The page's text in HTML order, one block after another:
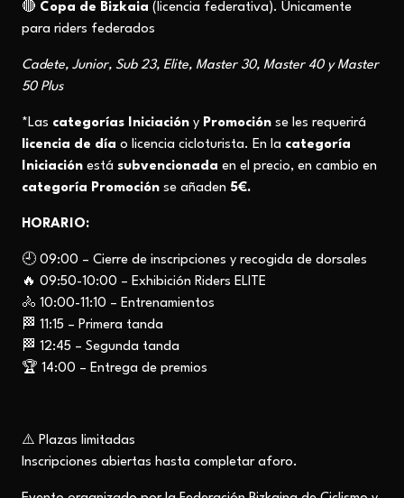
🔴 Copa de Bizkaia (licencia federativa). Únicamente
para riders federados
Cadete, Junior, Sub 23, Elite, Master 30, Master 40 y Master
50 Plus
*Las categorías Iniciación y Promoción se les requerirá
licencia de día o licencia cicloturista. En la categoría
Iniciación está subvencionada en el precio, en cambio en
categoría Promoción se añaden 5€.
HORARIO:
🕘 09:00 – Cierre de inscripciones y recogida de dorsales
🔥 09:50-10:00 – Exhibición Riders ELITE
🚴 10:00-11:10 – Entrenamientos
🏁 11:15 – Primera tanda
🏁 12:45 – Segunda tanda
🏆 14:00 – Entrega de premios
⚠️ Plazas limitadas
Inscripciones abiertas hasta completar aforo.